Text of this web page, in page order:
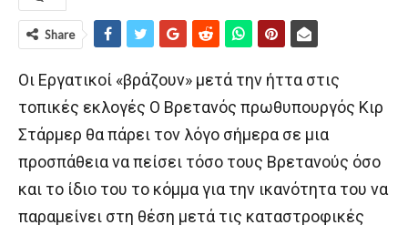
Share
Οι Εργατικοί «βράζουν» μετά την ήττα στις
τοπικές εκλογές Ο Βρετανός πρωθυπουργός Κιρ
Στάρμερ θα πάρει τον λόγο σήμερα σε μια
προσπάθεια να πείσει τόσο τους Βρετανούς όσο
και το ίδιο του το κόμμα για την ικανότητα του να
παραμείνει στη θέση μετά τις καταστροφικές